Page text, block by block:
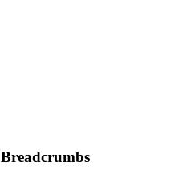
Breadcrumbs